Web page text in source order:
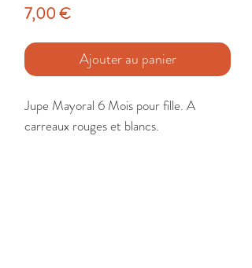
7,00 €Prix
Ajouter au panier
Jupe Mayoral 6 Mois pour fille. A
carreaux rouges et blancs.